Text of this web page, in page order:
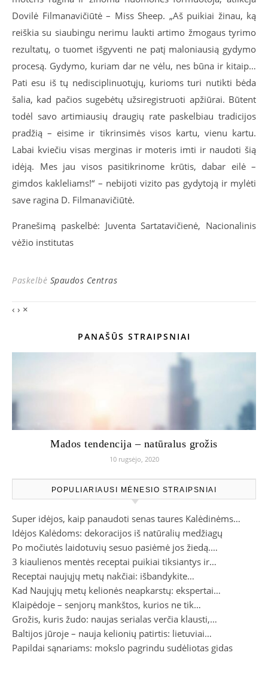
Dovilė Filmanavičiūtė – Miss Sheep. „Aš puikiai žinau, ką
reiškia su siaubingu nerimu laukti artimo žmogaus tyrimo
rezultatų, o tuomet išgyventi ne patį maloniausią gydymo
procesą. Gydymo, kuriam dar ne vėlu, nes būna ir kitaip…
Pati esu iš tų nedisciplinuotųjų, kurioms turi nutikti bėda
šalia, kad pačios sugebėtų užsiregistruoti apžiūrai. Būtent
todėl savo artimiausių draugių rate paskelbiau tradicijos
pradžią – eisime ir tikrinsimės visos kartu, vienu kartu.
Labai kviečiu visas merginas ir moteris imti ir naudoti šią
idėją. Mes jau visos pasitikrinome krūtis, dabar eilė –
gimdos kakleliams!“ – nebijoti vizito pas gydytoją ir mylėti
save ragina D. Filmanavičiūtė.
Pranešimą paskelbė: Juventa Sartatavičienė, Nacionalinis
vėžio institutas
Paskelbė Spaudos Centras
‹ › ×
PANAŠŪS STRAIPSNIAI
Mados tendencija – natūralus grožis
10 rugsėjo, 2020
POPULIARIAUSI MĖNESIO STRAIPSNIAI
Super idėjos, kaip panaudoti senas taures Kalėdinėms…
Idėjos Kalėdoms: dekoracijos iš natūralių medžiagų
Po močiutės laidotuvių sesuo pasiėmė jos žiedą.…
3 kiaulienos mentės receptai puikiai tiksiantys ir…
Receptai naujųjų metų nakčiai: išbandykite…
Kad Naujųjų metų kelionės neapkarstų: ekspertai…
Klaipėdoje – senjorų mankštos, kurios ne tik…
Grožis, kuris žudo: naujas serialas verčia klausti,…
Baltijos jūroje – nauja kelionių patirtis: lietuviai…
Papildai sąnariams: mokslo pagrindu sudėliotas gidas